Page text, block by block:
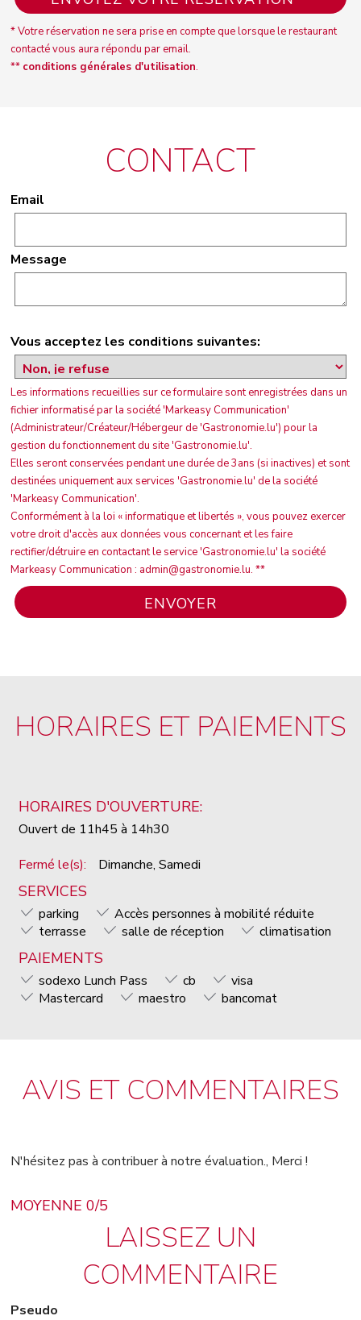
* Votre réservation ne sera prise en compte que lorsque le restaurant
contacté vous aura répondu par email.
** conditions générales d'utilisation.
CONTACT
Email
Message
Vous acceptez les conditions suivantes:
Les informations recueillies sur ce formulaire sont enregistrées dans un
fichier informatisé par la société 'Markeasy Communication'
(Administrateur/Créateur/Hébergeur de 'Gastronomie.lu') pour la
gestion du fonctionnement du site 'Gastronomie.lu'.
Elles seront conservées pendant une durée de 3ans (si inactives) et sont
destinées uniquement aux services 'Gastronomie.lu' de la société
'Markeasy Communication'.
Conformément à la loi « informatique et libertés », vous pouvez exercer
votre droit d'accès aux données vous concernant et les faire
rectifier/détruire en contactant le service 'Gastronomie.lu' la société
Markeasy Communication : admin@gastronomie.lu. **
HORAIRES ET PAIEMENTS
HORAIRES D'OUVERTURE:
Ouvert de 11h45 à 14h30
Fermé le(s):
Dimanche, Samedi
SERVICES
parking
Accès personnes à mobilité réduite
terrasse
salle de réception climatisation
PAIEMENTS
sodexo Lunch Pass cb
visa
Mastercard
maestro bancomat
AVIS ET COMMENTAIRES
N'hésitez pas à contribuer à notre évaluation., Merci !
MOYENNE 0/5
LAISSEZ UN
COMMENTAIRE
Pseudo